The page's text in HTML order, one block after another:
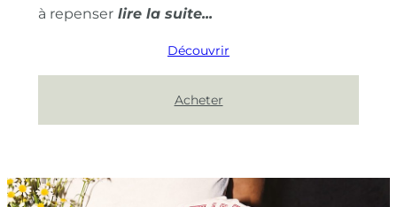
à repenser
Découvrir
Acheter